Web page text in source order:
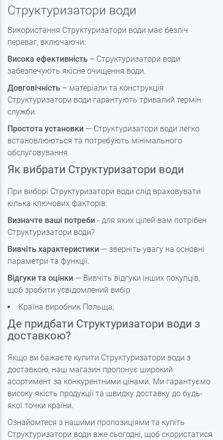
Структуризатори води
Використання Структуризатори води має безліч
переваг, включаючи:
Висока ефективність – Структуризатори води
забезпечують якісне очищення води.
Довговічність – матеріали та конструкція
Структуризатори води гарантують тривалий термін
служби.
Простота установки — Структуризатори води легко
встановлюються та потребують мінімального
обслуговування.
Як вибрати Структуризатори води
При виборі Структуризатори води слід враховувати
кілька ключових факторів:
Визначте ваші потреби - для яких цілей вам потрібен
Структуризатори води?
Вивчіть характеристики — зверніть увагу на основні
параметри та функції.
Відгуки та оцінки — Вивчіть відгуки інших покупців,
щоб зробити усвідомлений вибір
Країна виробник Польща;
Де придбати Структуризатори води з
доставкою?
Якщо ви бажаєте купити Структуризатори води з
доставкою, наш магазин пропонує широкий
асортимент за конкурентними цінами. Ми гарантуємо
високу якість продукції та швидку доставку до будь-
якої точки країни.
Ознайомтеся з нашими пропозиціями та купіть
Структуризатори води вже сьогодні, щоб скористатися